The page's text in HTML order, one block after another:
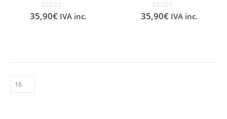
0out of 5
35,90€ IVA inc. 0out of 5
35,90€ IVA inc.